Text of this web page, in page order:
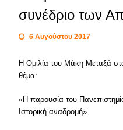
συνέδριο των
6 Αυγούστου 2017
Η Ομιλία του Μάκη Μεταξά
θέμα:
«Η παρουσία του
Ιστορική αναδρομή».